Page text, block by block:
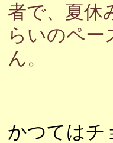
者で、夏休
らいのペー
ん。
かつてはチ